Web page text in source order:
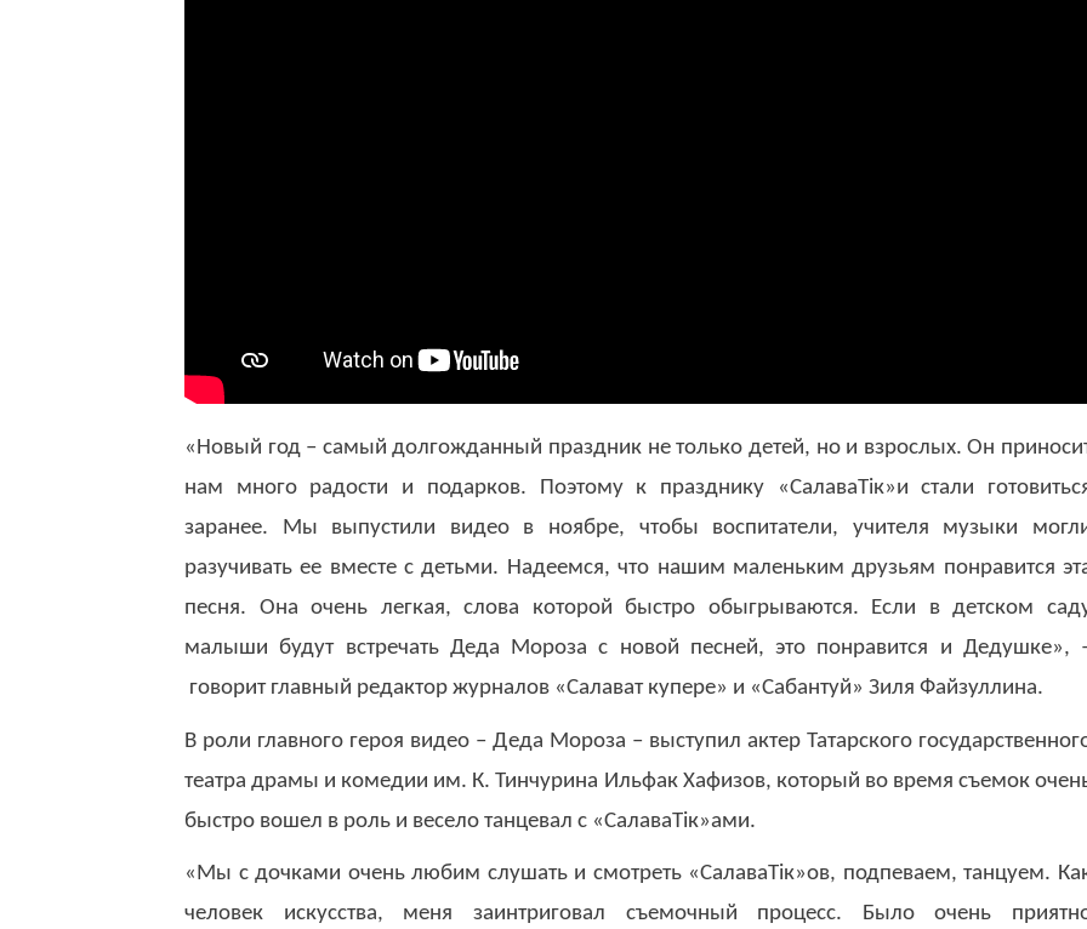
«Новый год – самый долгожданный праздник не только детей, но и взрослых. Он
нам много радости и подарков. Поэтому к празднику «СалаваТік»и стали
заранее. Мы выпустили видео в ноябре, чтобы воспитатели, учителя музыки
разучивать ее вместе с детьми. Надеемся, что нашим маленьким друзьям понравится
песня. Она очень легкая, слова которой быстро обыгрываются. Если в детском
малыши будут встречать Деда Мороза с новой песней, это понравится и Дедушке»,
говорит главный редактор журналов «Салават купере» и «Сабантуй» Зиля Файзуллина.
В роли главного героя видео – Деда Мороза – выступил актер Татарского
театра драмы и комедии им. К. Тинчурина Ильфак Хафизов, который во время съемок
быстро вошел в роль и весело танцевал с «СалаваТік»ами.
«Мы с дочками очень любим слушать и смотреть «СалаваТік»ов, подпеваем, танцуем.
человек искусства, меня заинтриговал съемочный процесс. Было очень